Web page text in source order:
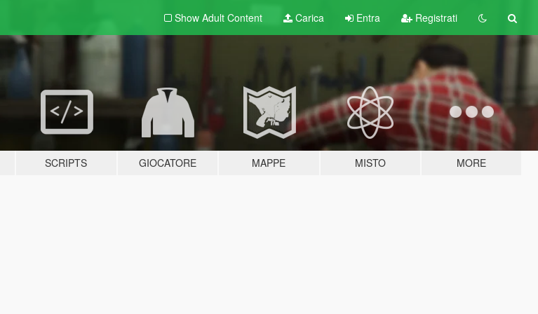
Show Adult Content Carica Entra Registrati
SCRIPTS GIOCATORE MAPPE MISTO MORE